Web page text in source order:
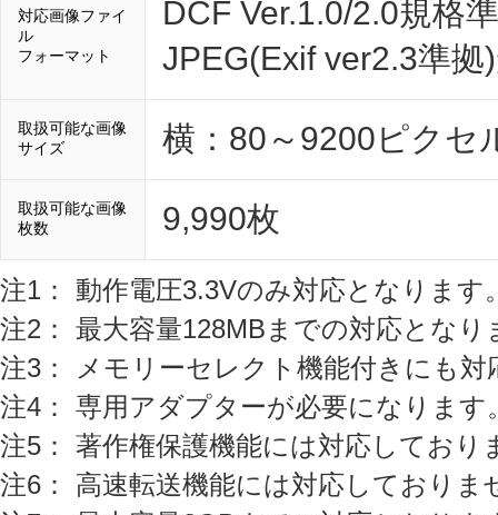
対応画像ファイ
ル
フォーマット
DCF Ver.1.0/2.0規格
JPEG(Exif ver2.3準
取扱可能な画像
サイズ
横：80～9200ピク
取扱可能な画像
枚数
9,990枚
注1： 動作電圧3.3Vのみ対応となります
注2： 最大容量128MBまでの対応となり
注3： メモリーセレクト機能付きにも対
注4： 専用アダプターが必要になります
注5： 著作権保護機能には対応しており
注6： 高速転送機能には対応しておりま